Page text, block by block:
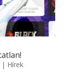
| Hírek